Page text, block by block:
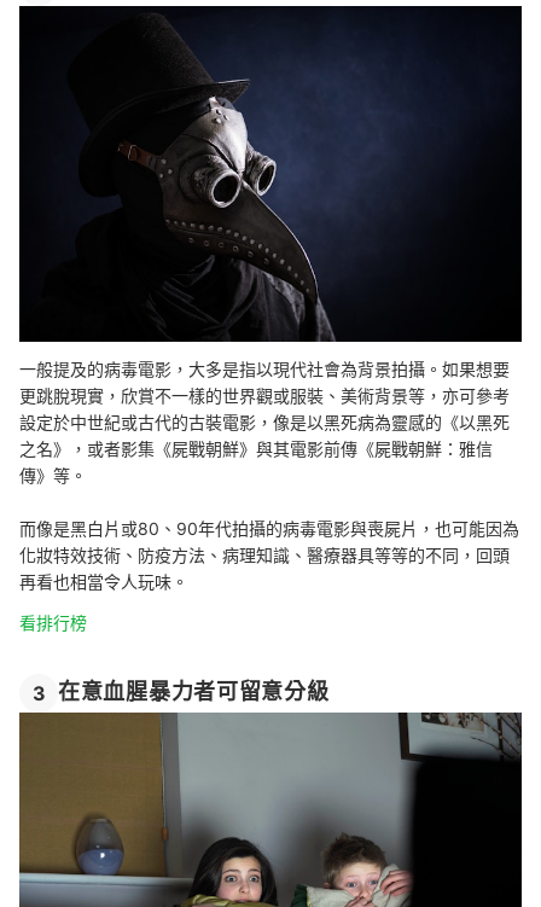
一般提及的病毒電影，大多是指以現代社會為背景拍攝。如果想要
更跳脫現實，欣賞不一樣的世界觀或服裝、美術背景等，亦可參考
設定於中世紀或古代的古裝電影，像是以黑死病為靈感的《以黑死
之名》，或者影集《屍戰朝鮮》與其電影前傳《屍戰朝鮮：雅信
傳》等。
而像是黑白片或80、90年代拍攝的病毒電影與喪屍片，也可能因為
化妝特效技術、防疫方法、病理知識、醫療器具等等的不同，回頭
再看也相當令人玩味。
看排行榜
3 在意血腥暴力者可留意分級